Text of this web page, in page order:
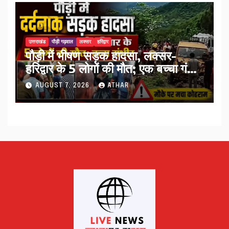
उत्तराखंड पौड़ी गढ़वाल लक्सर हरिद्वार
पौड़ी में भीषण सड़क हादसा, लक्सर-
हरिद्वार के 5 लोगों की मौत; एक बच्चा गंभीर
घायल…
AUGUST 7, 2026 ATHAR